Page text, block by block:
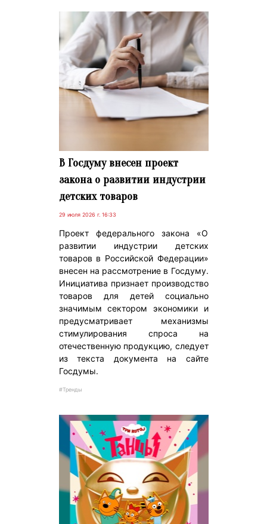
В Госдуму внесен проект
закона о развитии индустрии
детских товаров
29 июля 2026 г. 16:33
Проект федерального закона «О
развитии индустрии детских
товаров в Российской Федерации»
внесен на рассмотрение в Госдуму.
Инициатива признает производство
товаров для детей социально
значимым сектором экономики и
предусматривает механизмы
стимулирования спроса на
отечественную продукцию, следует
из текста документа на сайте
Госдумы.
#Тренды